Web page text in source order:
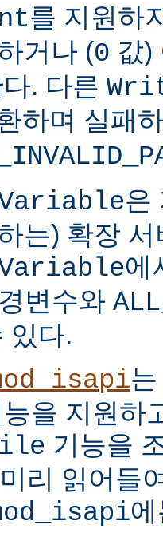
를 지원하
거나 (0 값)
. 다른
하며 실패
은
는) 확장
에
변수와
있다.
을 지원하
기능을
리 읽어들